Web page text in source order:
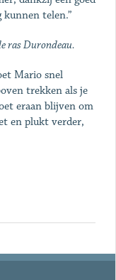
kunnen telen.”
ras Durondeau.
Mario snel
trekken als je
eraan blijven om
en plukt verder,